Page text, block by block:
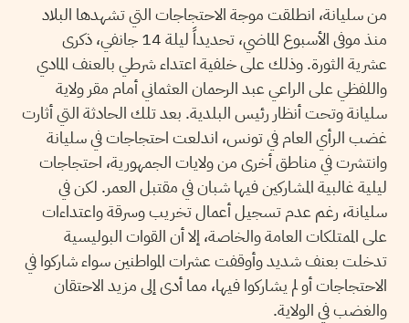
من سليانة، انطلقت موجة الاحتجاجات التي تشهدها البلاد
منذ موفى الأسبوع الماضي، تحديداً ليلة 14 جانفي، ذكرى
عشرية الثورة. وذلك على خلفية اعتداء شرطي بالعنف المادي
واللفظي على الراعي عبد الرحمان العثماني أمام مقر ولاية
سليانة وتحت أنظار رئيس البلدية. بعد تلك الحادثة التي أثارت
غضب الرأي العام في تونس، اندلعت احتجاجات في سليانة
وانتشرت في مناطق أخرى من ولايات الجمهورية، احتجاجات
ليلية غالبية المشاركين فيها شبان في مقتبل العمر. لكن في
سليانة، رغم عدم تسجيل أعمال تخريب وسرقة واعتداءات
على الممتلكات العامة والخاصة، إلا أن القوات البوليسية
تدخلت بعنف شديد وأوقفت عشرات المواطنين سواء شاركوا في
الاحتجاجات أو لم يشاركوا فيها، مما أدى إلى مزيد الاحتقان
والغضب في الولاية.